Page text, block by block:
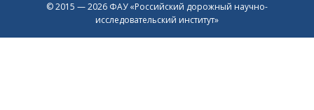
© 2015 — 2026 ФАУ «Российский дорожный научно-
исследовательский институт»